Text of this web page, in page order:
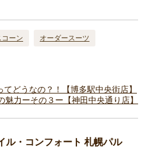
コーン
オーダースーツ
どうなの？！【博多駅中央街店】
魅力ーその３ー【神田中央通り店】
ル・コンフォート 札幌パル